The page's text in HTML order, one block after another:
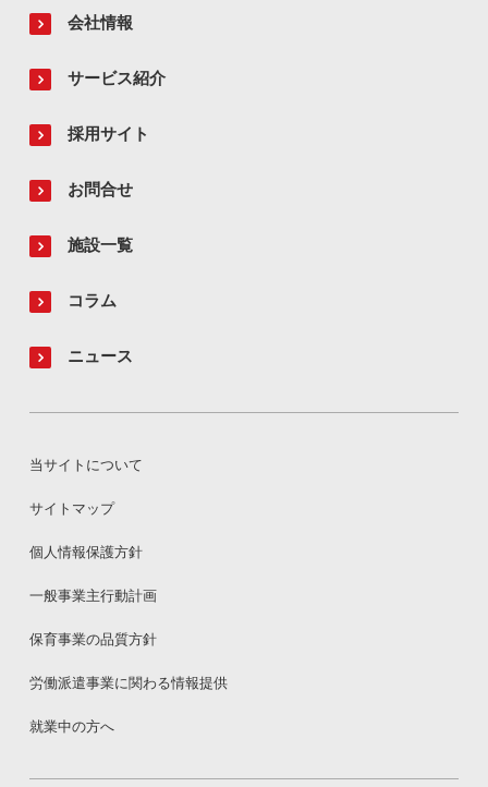
会社情報
サービス紹介
採用サイト
お問合せ
施設一覧
コラム
ニュース
当サイトについて
サイトマップ
個人情報保護方針
一般事業主行動計画
保育事業の品質方針
労働派遣事業に関わる情報提供
就業中の方へ